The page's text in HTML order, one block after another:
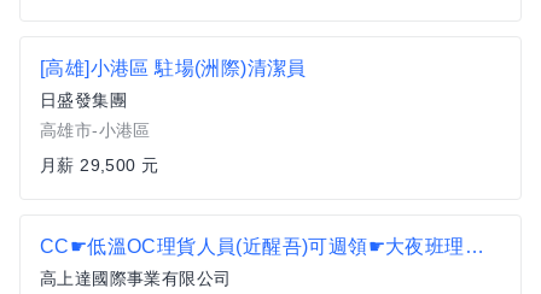
[高雄]小港區 駐場(洲際)清潔員
日盛發集團
高雄市-小港區
月薪 29,500 元
CC☛低溫OC理貨人員(近醒吾)可週領☛大夜班理貨員☛近林口/龜山/新莊/泰山/五股
高上達國際事業有限公司